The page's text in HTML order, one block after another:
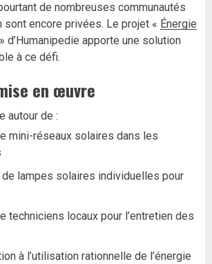
de nombreuses communautés
sont encore privées. Le projet « Énergie
» d’Humanipedie apporte une solution
à ce défi.
en œuvre
autour de :
mini-réseaux solaires dans les
de lampes solaires individuelles pour
techniciens locaux pour l’entretien des
à l’utilisation rationnelle de l’énergie